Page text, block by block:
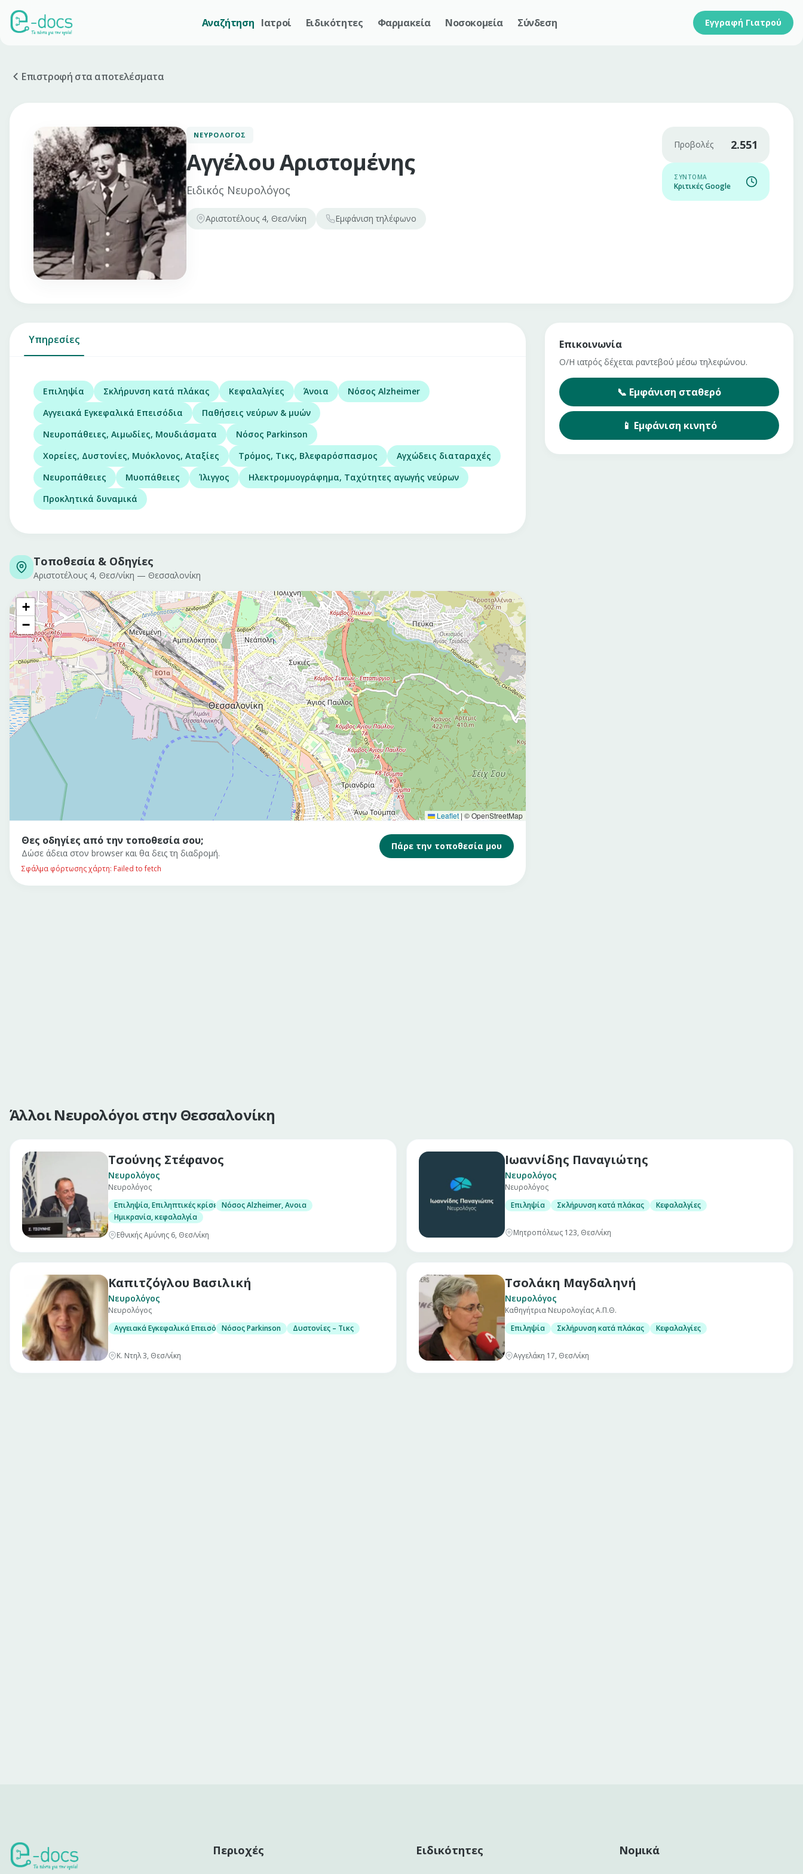
Αναζήτηση Ιατροί Ειδικότητες Φαρμακεία Νοσοκομεία Σύνδεση Εγγραφή Γιατρού
Επιστροφή στα αποτελέσματα
ΝΕΥΡΟΛΌΓΟΣ
Αγγέλου Αριστομένης
Ειδικός Νευρολόγος
Αριστοτέλους 4, Θεσ/νίκη Εμφάνιση τηλέφωνο
Προβολές 2.551
ΣΎΝΤΟΜΑ
Κριτικές Google
Υπηρεσίες
Επιληψία Σκλήρυνση κατά πλάκας Κεφαλαλγίες Άνοια
Νόσος Alzheimer
Αγγειακά Εγκεφαλικά Επεισόδια
Παθήσεις νεύρων & μυών
Νευροπάθειες, Αιμωδίες, Μουδιάσματα
Νόσος Parkinson
Χορείες, Δυστονίες, Μυόκλονος, Αταξίες
Τρόμος, Τικς, Βλεφαρόσπασμος
Αγχώδεις διαταραχές
Νευροπάθειες
Μυοπάθειες Ίλιγγος
Ηλεκτρομυογράφημα, Ταχύτητες αγωγής νεύρων
Προκλητικά δυναμικά
Τοποθεσία & Οδηγίες
Αριστοτέλους 4, Θεσ/νίκη — Θεσσαλονίκη
+
−
Leaflet | © OpenStreetMap
Θες οδηγίες από την τοποθεσία σου;
Δώσε άδεια στον browser και θα δεις τη διαδρομή.
Πάρε την τοποθεσία μου
Σφάλμα φόρτωσης χάρτη: Failed to fetch
Επικοινωνία
Ο/Η ιατρός δέχεται ραντεβού μέσω τηλεφώνου.
📞 Εμφάνιση σταθερό
📱 Εμφάνιση κινητό
Άλλοι Νευρολόγοι στην Θεσσαλονίκη
Τσούνης Στέφανος
Νευρολόγος
Νευρολόγος
Επιληψία, Επιληπτικές κρίσειςΝόσος Alzheimer, Ανοια
Ημικρανία, κεφαλαλγία
Εθνικής Αμύνης 6, Θεσ/νίκη
Ιωαννίδης Παναγιώτης
Νευρολόγος
Νευρολόγος
Επιληψία
Σκλήρυνση κατά πλάκας Κεφαλαλγίες
Μητροπόλεως 123, Θεσ/νίκη
Καπιτζόγλου Βασιλική
Νευρολόγος
Νευρολόγος
Αγγειακά Εγκεφαλικά ΕπεισόδιαΝόσος Parkinson Δυστονίες – Τικς
Κ. Ντηλ 3, Θεσ/νίκη
Τσολάκη Μαγδαληνή
Νευρολόγος
Καθηγήτρια Νευρολογίας Α.Π.Θ.
Επιληψία
Σκλήρυνση κατά πλάκας Κεφαλαλγίες
Αγγελάκη 17, Θεσ/νίκη
Περιοχές Ειδικότητες Νομικά